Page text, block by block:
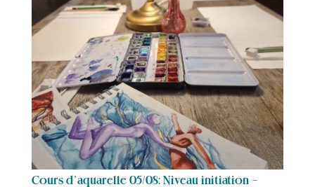
Cours d’aquarelle 05/08: Niveau initiation –